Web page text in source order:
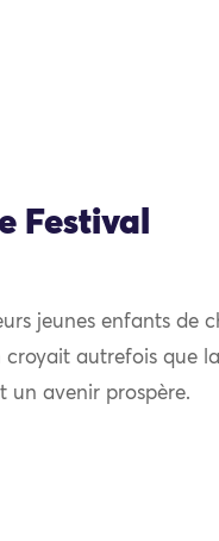
Festival
jeunes enfants de
croyait autrefois que
un avenir prospère.